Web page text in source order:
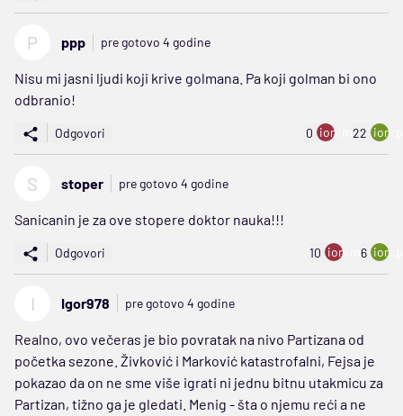
P ppp pre gotovo 4 godine
Nisu mi jasni ljudi koji krive golmana. Pa koji golman bi ono
odbranio!
Odgovori 0 ion:minus
22
S stoper pre gotovo 4 godine
Sanicanin je za ove stopere doktor nauka!!!
Odgovori 10 ion:minus
6
I Igor978 pre gotovo 4 godine
Realno, ovo večeras je bio povratak na nivo Partizana od
početka sezone. Živković i Marković katastrofalni, Fejsa je
pokazao da on ne sme više igrati ni jednu bitnu utakmicu za
Partizan, tižno ga je gledati. Menig - šta o njemu reći a ne